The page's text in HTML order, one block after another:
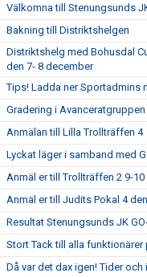
Välkomna till Stenungsunds
Bakning till Distriktshelgen
Distriktshelg med Bohusdal
den 7- 8 december
Tips! Ladda ner Sportadmins
Gradering i Avanceratgruppen
Anmälan till Lilla Trollträffen 4
Lyckat läger i samband med
Anmäl er till Trollträffen 2 9-
Anmäl er till Judits Pokal 4
Resultat Stenungsunds JK
Stort Tack till alla funktionärer
Då var det dax igen! Tider